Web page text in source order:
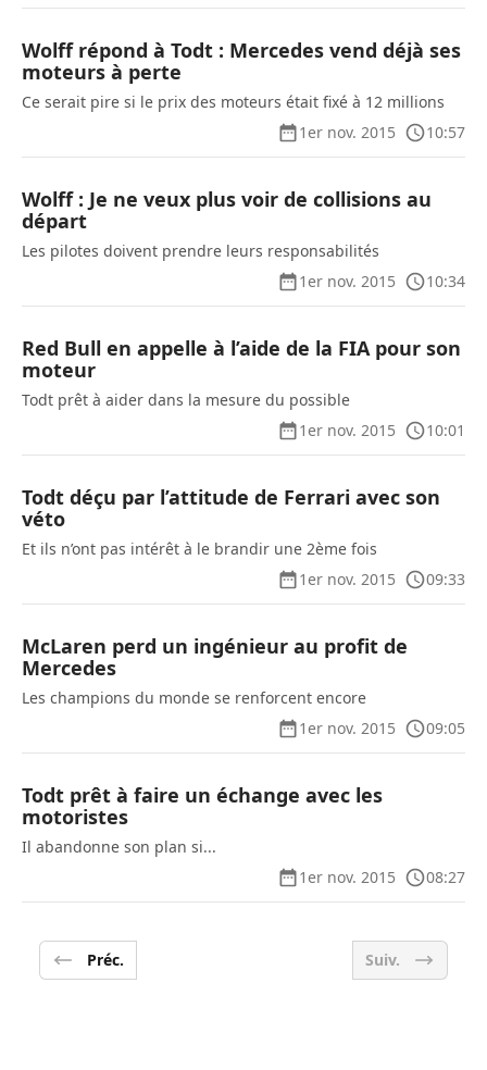
Wolff répond à Todt : Mercedes vend déjà ses
moteurs à perte
Ce serait pire si le prix des moteurs était fixé à 12 millions
1er nov. 2015
10:57
Wolff : Je ne veux plus voir de collisions au
départ
Les pilotes doivent prendre leurs responsabilités
1er nov. 2015
10:34
Red Bull en appelle à l’aide de la FIA pour son
moteur
Todt prêt à aider dans la mesure du possible
1er nov. 2015
10:01
Todt déçu par l’attitude de Ferrari avec son
véto
Et ils n’ont pas intérêt à le brandir une 2ème fois
1er nov. 2015
09:33
McLaren perd un ingénieur au profit de
Mercedes
Les champions du monde se renforcent encore
1er nov. 2015
09:05
Todt prêt à faire un échange avec les
motoristes
Il abandonne son plan si...
1er nov. 2015
08:27
Préc. Suiv.